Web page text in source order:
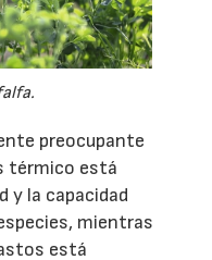
preocupante
térmico está
y la capacidad
mientras
está